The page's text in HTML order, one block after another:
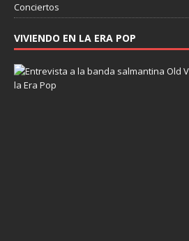
Conciertos
VIVIENDO EN LA ERA POP